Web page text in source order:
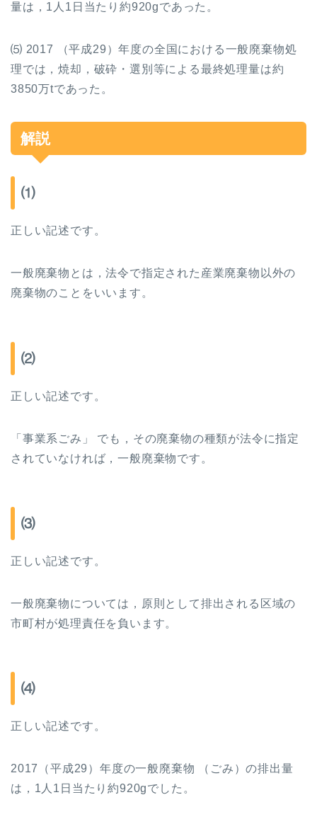
量は， 1 人 1 日当たり約920gであった。
⑸ 2017 （平成29 ）年度の全国における一般廃棄物処
理では，焼却，破砕・選別等による最終処理量は約
3850万tであった。
解説
⑴
正しい記述です。
一般廃棄物とは，法令で指定された産業廃棄物以外の
廃棄物のことをいいます。
⑵
正しい記述です。
「事業系ごみ」 でも，その廃棄物の種類が法令に指定
されていなければ，一般廃棄物です。
⑶
正しい記述です。
一般廃棄物については，原則として排出される区域の
市町村が処理責任を負います。
⑷
正しい記述です。
2017 （平成29 ）年度の一般廃棄物 （ごみ）の排出量
は， 1 人 1 日当たり約920gでした。